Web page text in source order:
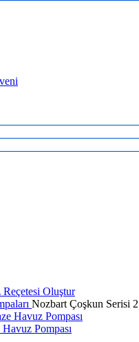
Oluştur
Nozbart Çoşkun Serisi
Pompası